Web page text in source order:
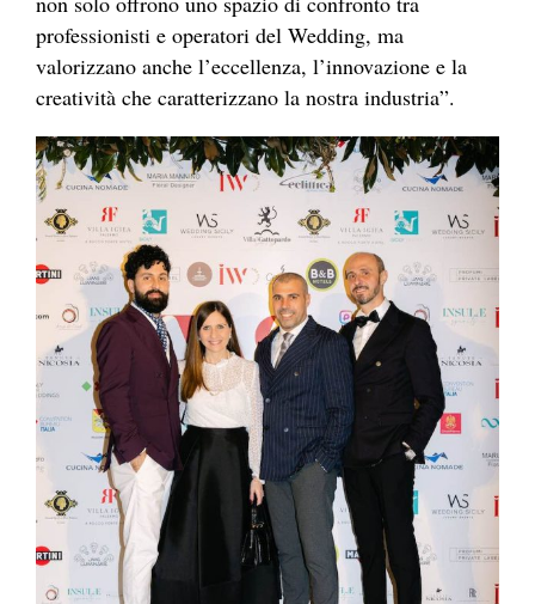
professionisti e operatori del Wedding, ma
valorizzano anche l’eccellenza, l’innovazione e la
creatività che caratterizzano la nostra industria”.